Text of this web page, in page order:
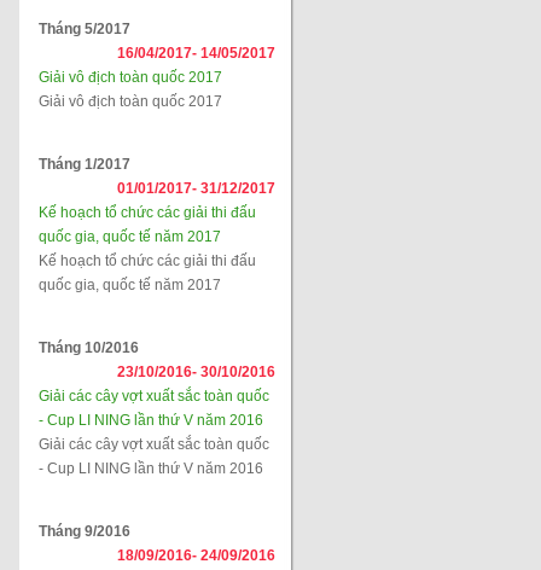
Tháng 5/2017
16/04/2017- 14/05/2017
Giải vô địch toàn quốc 2017
Giải vô địch toàn quốc 2017
Tháng 1/2017
01/01/2017- 31/12/2017
Kế hoạch tổ chức các giải thi đấu
quốc gia, quốc tế năm 2017
Kế hoạch tổ chức các giải thi đấu
quốc gia, quốc tế năm 2017
Tháng 10/2016
23/10/2016- 30/10/2016
Giải các cây vợt xuất sắc toàn quốc
- Cup LI NING lần thứ V năm 2016
Giải các cây vợt xuất sắc toàn quốc
- Cup LI NING lần thứ V năm 2016
Tháng 9/2016
18/09/2016- 24/09/2016